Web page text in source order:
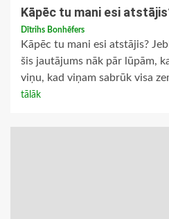
Kāpēc tu mani esi
Dītrihs Bonhēfers
Kāpēc tu mani esi atstājis?
šis jautājums nāk pār lūpām,
viņu, kad viņam sabrūk visa
tālāk